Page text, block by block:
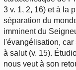
3 v. 1, 2, 16) et à la
séparation du
imminent du
l'évangélisation,
à salut (v. 15).
nous veut à son